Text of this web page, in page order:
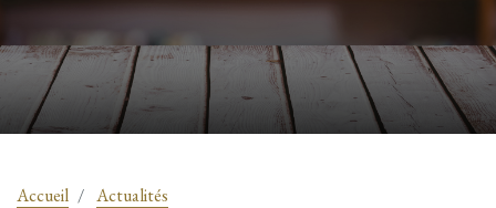
Accueil
Actualités